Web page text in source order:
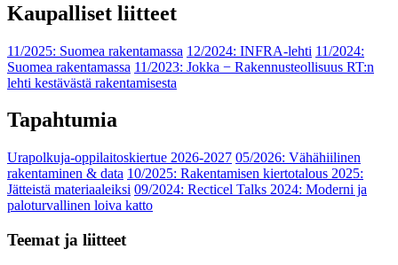
Kaupalliset liitteet
11/2025: Suomea rakentamassa 12/2024: INFRA-lehti 11/2024:
Suomea rakentamassa 11/2023: Jokka − Rakennusteollisuus RT:n
lehti kestävästä rakentamisesta
Tapahtumia
Urapolkuja-oppilaitoskiertue 2026-2027 05/2026: Vähähiilinen
rakentaminen & data 10/2025: Rakentamisen kiertotalous 2025:
Jätteistä materiaaleiksi 09/2024: Recticel Talks 2024: Moderni ja
paloturvallinen loiva katto
Teemat ja liitteet